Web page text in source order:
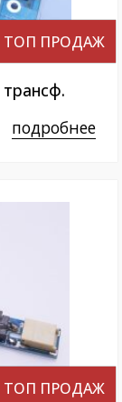
ТОП ПРОДАЖ
подробнее
ТОП ПРОДАЖ